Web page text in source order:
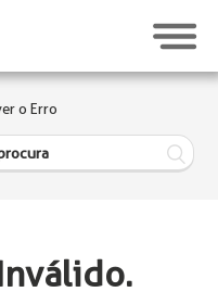
o Erro